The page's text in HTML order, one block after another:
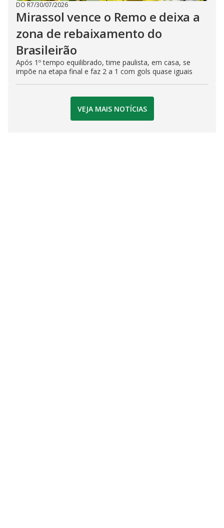
DO R7/30/07/2026
Mirassol vence o Remo e deixa a
zona de rebaixamento do
Brasileirão
Após 1º tempo equilibrado, time paulista, em casa, se
impõe na etapa final e faz 2 a 1 com gols quase iguais
VEJA MAIS NOTÍCIAS